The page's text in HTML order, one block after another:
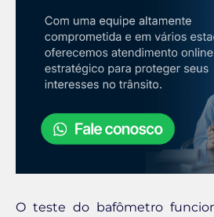
O teste do bafômetro